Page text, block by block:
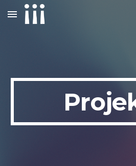
Skip to main content